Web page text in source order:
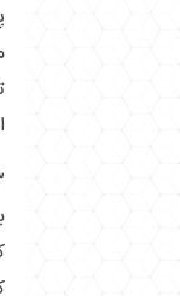
۳. رمز